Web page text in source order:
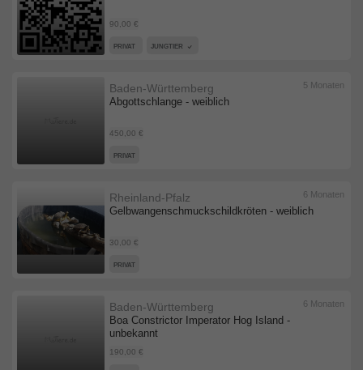
90,00 €
PRIVAT JUNGTIER
Abgottschlange - weiblich
Baden-Württemberg
450,00 €
5 Monaten
PRIVAT
Gelbwangenschmuckschildkröten - weiblich
Rheinland-Pfalz
30,00 €
6 Monaten
PRIVAT
Boa Constrictor Imperator Hog Island -
unbekannt
Baden-Württemberg
190,00 €
6 Monaten